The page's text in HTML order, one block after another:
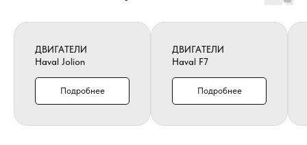
ДВИГАТЕЛИ
Haval Jolion
Подробнее
ДВИГАТЕЛИ
Haval F7
Подробнее